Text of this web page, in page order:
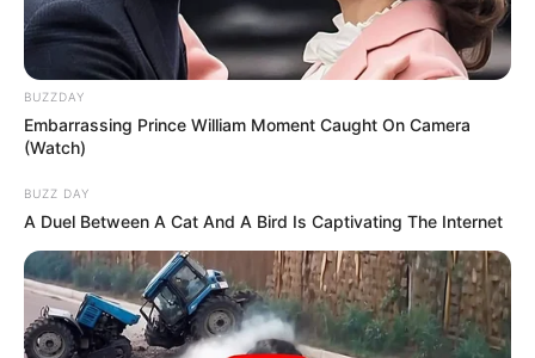
BUZZDAY
Embarrassing Prince William Moment Caught On Camera
(Watch)
BUZZ DAY
A Duel Between A Cat And A Bird Is Captivating The Internet